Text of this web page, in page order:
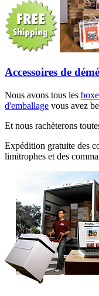
Accessoires de
Nous avons tous les
d'emballage vous avez
Et nous rachèterons
Expédition gratuite des
limitrophes et des